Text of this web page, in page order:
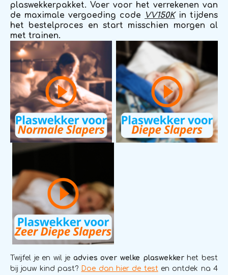
plaswekkerpakket. Voer voor het verrekenen van
de maximale vergoeding code
VV150Kin tijdens
het bestelproces en start misschien morgen al
met trainen.
Twijfel je en wil je advies over welke plaswekkerhet best
bij jouw kind past? Doe dan hier de testen ontdek na 4